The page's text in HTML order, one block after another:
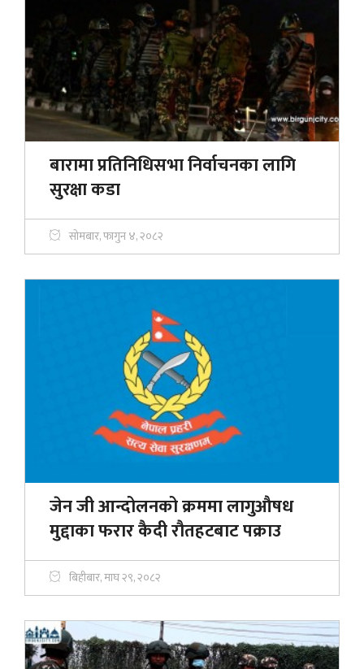
बारामा प्रतिनिधिसभा निर्वाचनका लागि
सुरक्षा कडा
सोमबार, फागुन ४, २०८२
जेन जी आन्दोलनको क्रममा लागुऔषध
मुद्दाका फरार कैदी रौतहटबाट पक्राउ
बिहीबार, माघ २९, २०८२